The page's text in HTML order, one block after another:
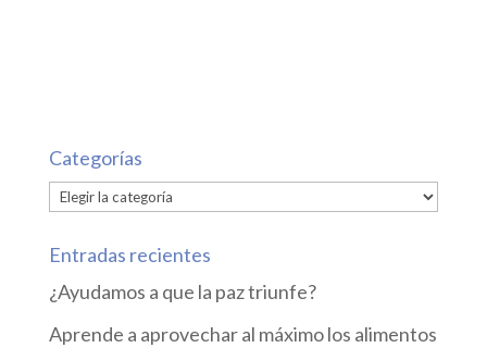
Categorías
Categorías
Entradas recientes
¿Ayudamos a que la paz triunfe?
Aprende a aprovechar al máximo los alimentos